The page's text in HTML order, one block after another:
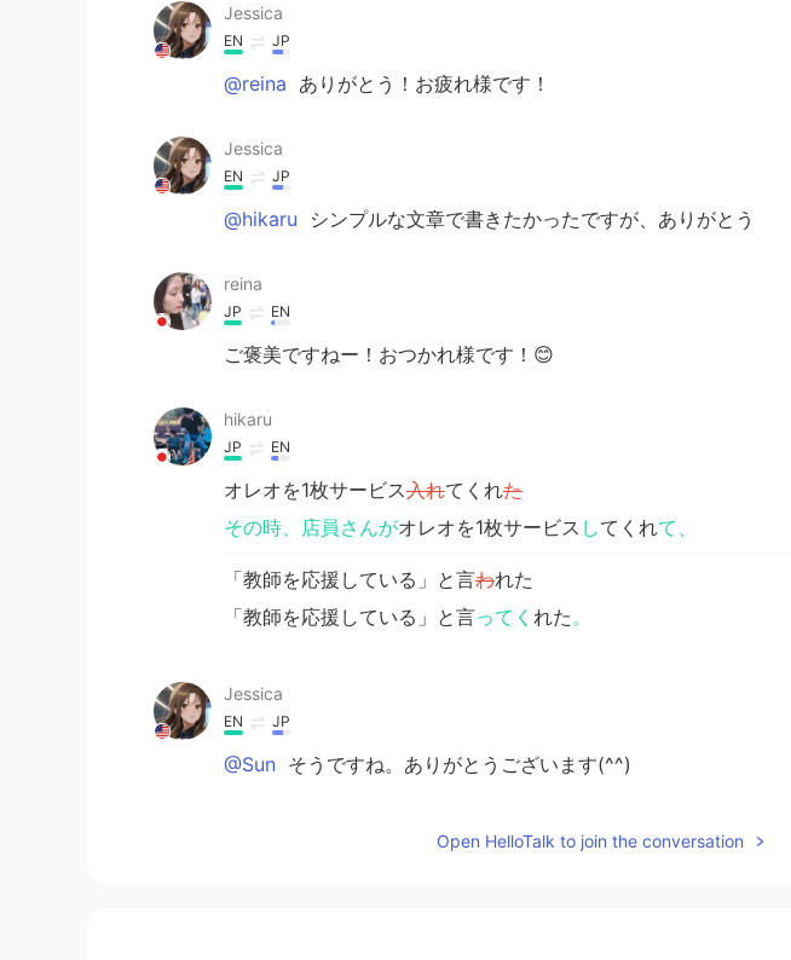
Jessica
EN JP
@reina ありがとう！お疲れ様です！
Jessica
EN JP
@hikaru シンプルな文章で書きたかったですが、ありがとう
reina
JP EN
ご褒美ですねー！おつかれ様です！😊
hikaru
JP EN
オレオを1枚サービス入れてくれた
その時、店員さんがオレオを1枚サービス してくれて、
「教師を応援している」と言われた
「教師を応援している」と言ってく れた 。
Jessica
EN JP
@Sun そうですね。ありがとうございます(^^)
Open HelloTalk to join the conversation